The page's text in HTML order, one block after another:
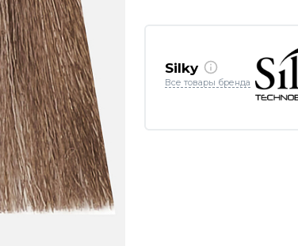
Silky
Все товары бренда